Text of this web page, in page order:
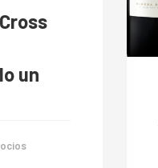
un